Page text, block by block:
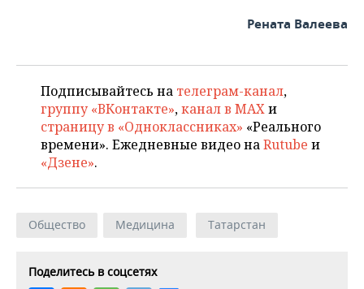
Рената Валеева
Подписывайтесь на телеграм-канал,
группу «ВКонтакте»,канал в MAXи
страницу в «Одноклассниках» «Реального
времени». Ежедневные видео наRutube и
«Дзене».
Общество Медицина Татарстан
Поделитесь в соцсетях